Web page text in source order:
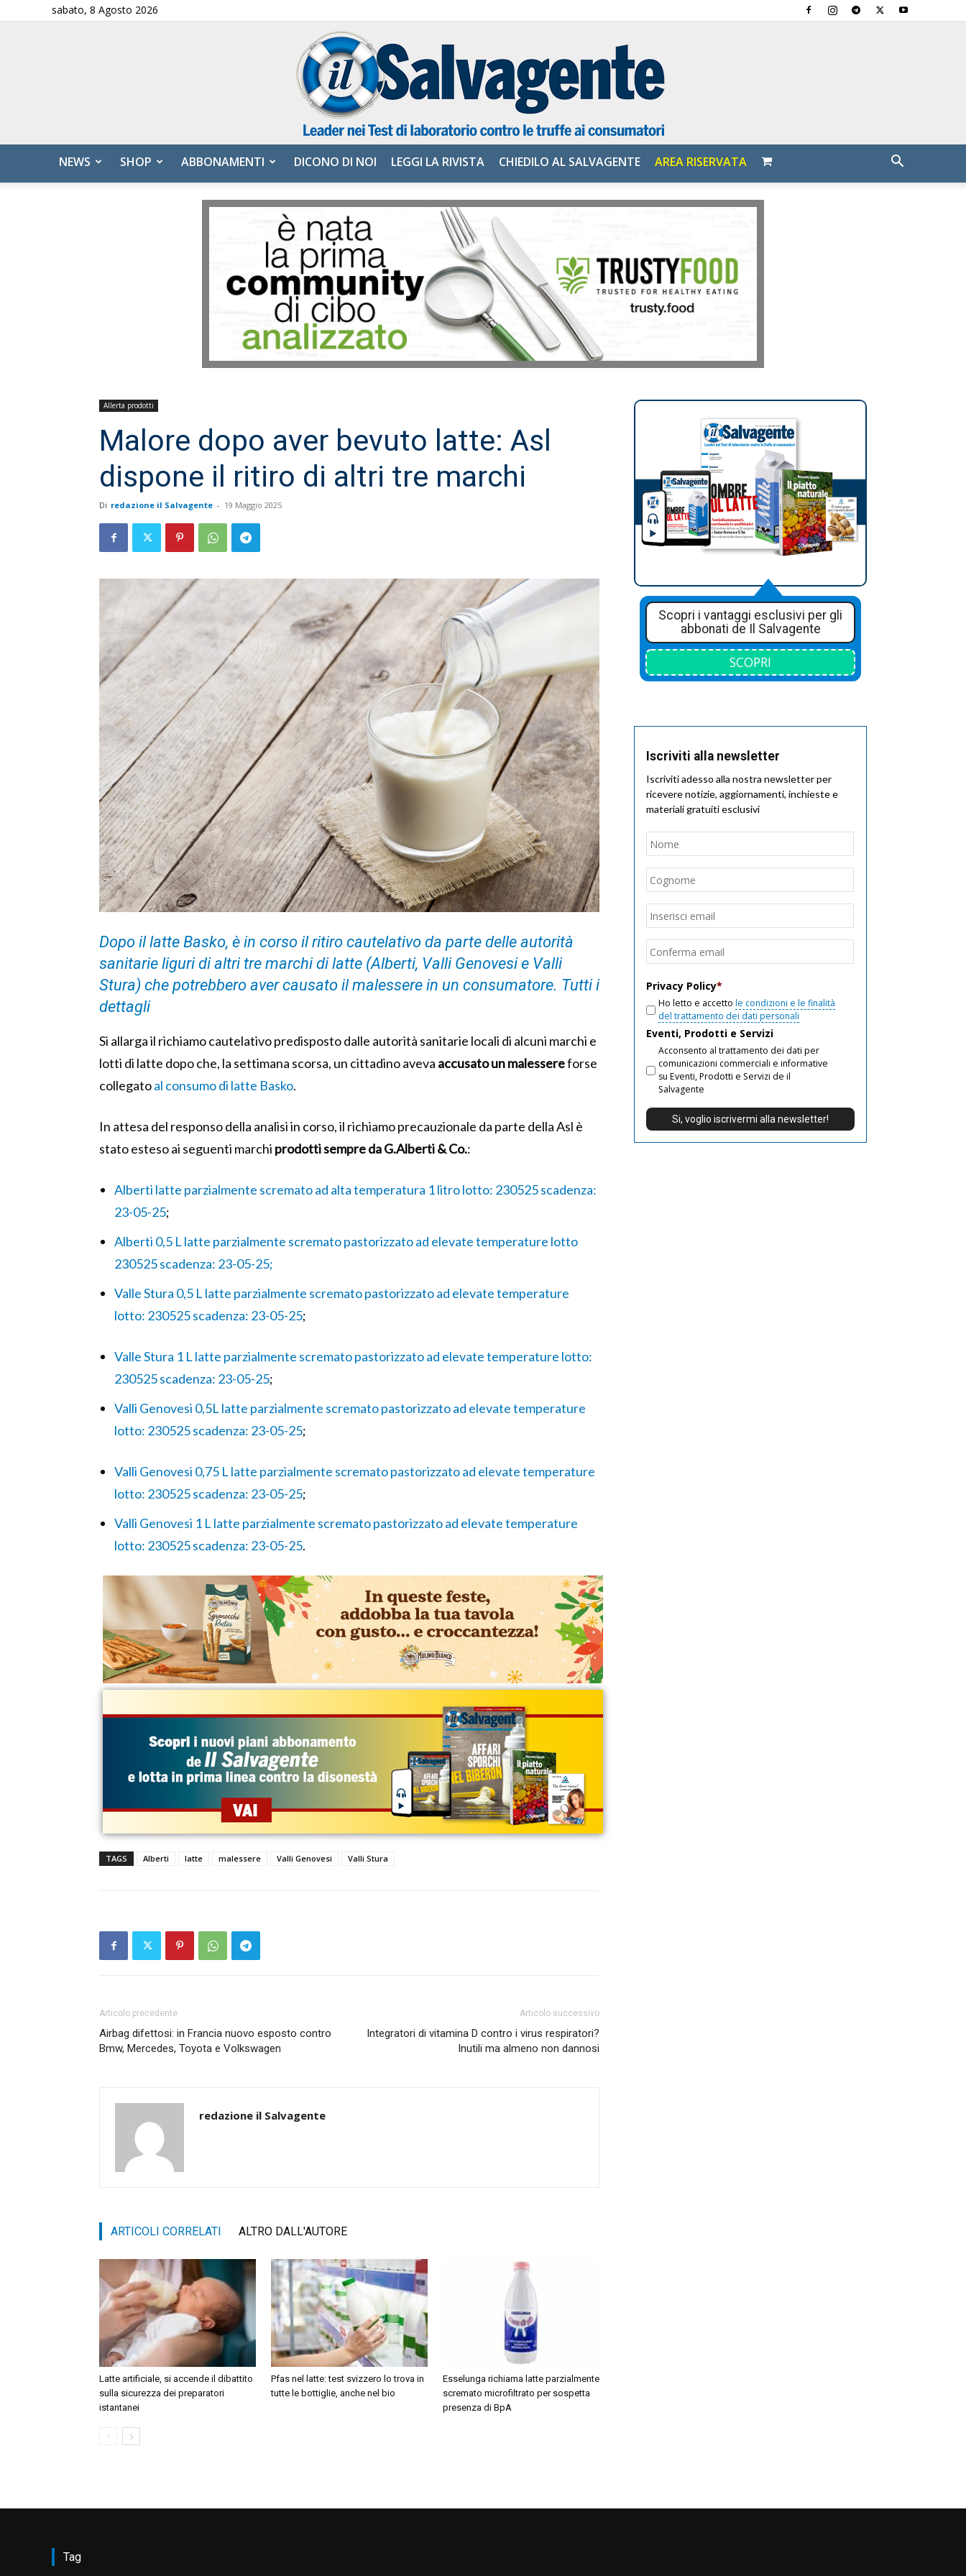
sabato, 8 Agosto 2026
Salvagente
NEWS SHOP ABBONAMENTI DICONO DI NOI LEGGI LA RIVISTA CHIEDILO AL SALVAGENTE AREA RISERVATA
Allerta prodotti
Malore dopo aver bevuto latte: Asl
dispone il ritiro di altri tre marchi
Di redazione il Salvagente - 19 Maggio 2025
Dopo il latte Basko, è in corso il ritiro cautelativo da parte delle autorità
sanitarie liguri di altri tre marchi di latte (Alberti, Valli Genovesi e Valli
Stura) che potrebbero aver causato il malessere in un consumatore. Tutti i
dettagli
Si allarga il richiamo cautelativo predisposto dalle autorità sanitarie locali di alcuni marchi e
lotti di latte dopo che, la settimana scorsa, un cittadino aveva accusato un malessereforse
collegatoal consumo di latte Basko.
In attesa del responso della analisi in corso, il richiamo precauzionale da parte della Asl è
stato esteso ai seguenti marchi prodotti sempre da G.Alberti & Co.:
Alberti latte parzialmente scremato ad alta temperatura 1 litro lotto: 230525 scadenza:
23-05-25;
Alberti 0,5 L latte parzialmente scremato pastorizzato ad elevate temperature lotto
230525 scadenza: 23-05-25;
Valle Stura 0,5 L latte parzialmente scremato pastorizzato ad elevate temperature
lotto: 230525 scadenza: 23-05-25;
Valle Stura 1 L latte parzialmente scremato pastorizzato ad elevate temperature lotto:
230525 scadenza: 23-05-25;
Valli Genovesi 0,5L latte parzialmente scremato pastorizzato ad elevate temperature
lotto: 230525 scadenza: 23-05-25;
Valli Genovesi 0,75 L latte parzialmente scremato pastorizzato ad elevate temperature
lotto: 230525 scadenza: 23-05-25;
Valli Genovesi 1 L latte parzialmente scremato pastorizzato ad elevate temperature
lotto: 230525 scadenza: 23-05-25.
TAGS Alberti latte malessere Valli Genovesi Valli Stura
Articolo precedente
Airbag difettosi: in Francia nuovo esposto contro
Bmw, Mercedes, Toyota e Volkswagen
Articolo successivo
Integratori di vitamina D contro i virus respiratori?
Inutili ma almeno non dannosi
redazione il Salvagente
ARTICOLI CORRELATI ALTRO DALL'AUTORE
Latte artificiale, si accende il dibattito
sulla sicurezza dei preparatori
istantanei
Pfas nel latte: test svizzero lo trova in
tutte le bottiglie, anche nel bio
Esselunga richiama latte parzialmente
scremato microfiltrato per sospetta
presenza di BpA
Scopri i vantaggi esclusivi per gli
abbonati de Il Salvagente
SCOPRI
Iscriviti alla newsletter
Iscriviti adesso alla nostra newsletter per
ricevere notizie, aggiornamenti, inchieste e
materiali gratuiti esclusivi
Nome
Email
Privacy Policy*
Ho letto e accetto le condizioni e le finalità
del trattamento dei dati personali
Eventi, Prodotti e Servizi
Acconsento al trattamento dei dati per
comunicazioni commerciali e informative
su Eventi, Prodotti e Servizi de il
Salvagente
Tag